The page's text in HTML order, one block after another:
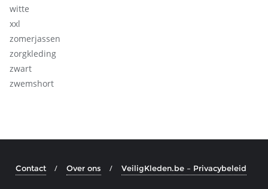
witte
xxl
zomerjassen
zorgkleding
zwart
zwemshort
Contact Over ons VeiligKleden.be – Privacybeleid